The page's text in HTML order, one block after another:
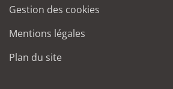
Gestion des cookies
Mentions légales
Plan du site